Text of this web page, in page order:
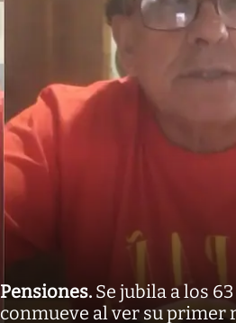
Pensiones. Se jubila a los
conmueve al ver su primer